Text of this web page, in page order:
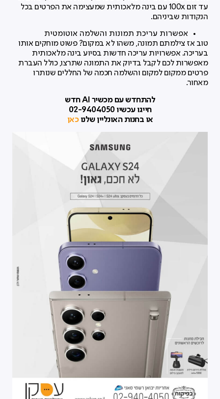
עד זום 100x עם בינה מלאכותית שמעצימה את הפרטים בכל
הנקודות שביניהם.
אפשרות עריכת תמונות והשלמה אוטומטית
טוב אז צילמתם תמונה, משהו לא במקום? פשוט מוחקים אותו
בעריכה. אפשרויות עריכה חדשות בסיוע בינה מלאכותית
מאפשרות לכם לקבל בדיוק את התמונה שתרצו, כולל העברת
פרטים ממקום למקום והשלמה חכמה של החללים שנותרו
מאחור.
להתחדש עם מכשיר AI חדש
חייגו עכשיו 02-9404050
או בחנות האונליין שלנוכאן